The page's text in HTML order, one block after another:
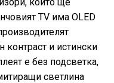
TV има OLED
и истински
е без подсветка,
светлина